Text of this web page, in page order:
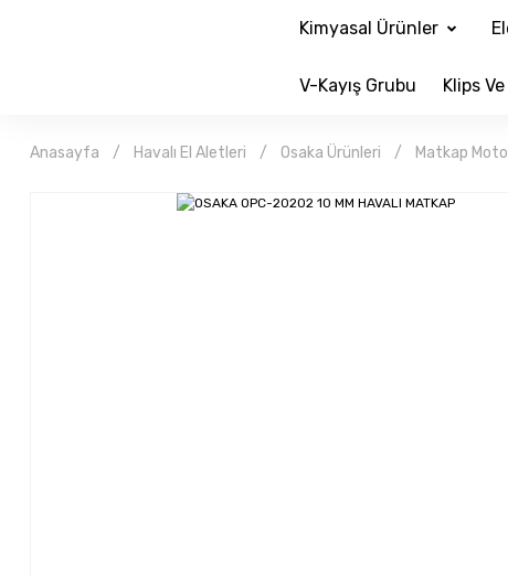
Kimyasal Ürünler
V-Kayış Grubu Klips
Anasayfa Havalı El Aletleri Osaka Ürünleri Matkap